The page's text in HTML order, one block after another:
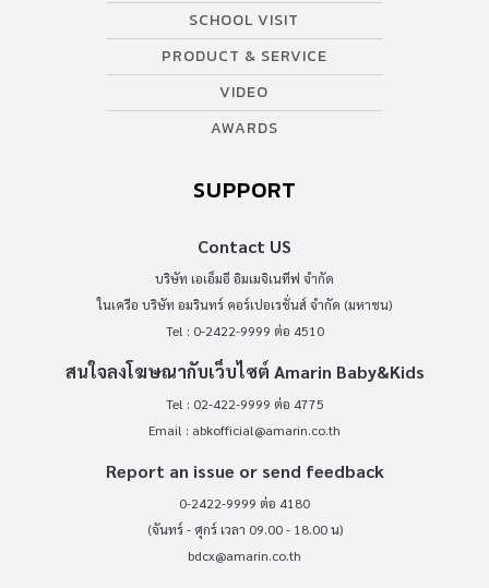
SCHOOL VISIT
PRODUCT & SERVICE
VIDEO
AWARDS
SUPPORT
Contact US
บริษัท เอเอ็มอี อิมเมจิเนทีฟ จำกัด
ในเครือ บริษัท อมรินทร์ คอร์เปอเรชั่นส์ จำกัด (มหาชน)
Tel : 0-2422-9999 ต่อ 4510
สนใจลงโฆษณากับเว็บไซต์ Amarin Baby&Kids
Tel : 02-422-9999 ต่อ 4775
Email : abkofficial@amarin.co.th
Report an issue or send feedback
0-2422-9999 ต่อ 4180
(จันทร์ - ศุกร์ เวลา 09.00 - 18.00 น)
bdcx@amarin.co.th